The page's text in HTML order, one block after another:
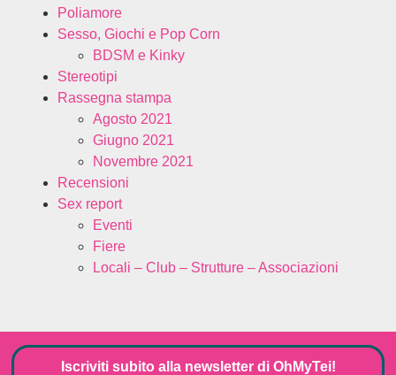
Poliamore
Sesso, Giochi e Pop Corn
BDSM e Kinky
Stereotipi
Rassegna stampa
Agosto 2021
Giugno 2021
Novembre 2021
Recensioni
Sex report
Eventi
Fiere
Locali – Club – Strutture – Associazioni
Iscriviti subito alla newsletterdi OhMyTei!